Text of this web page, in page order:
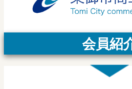
会員紹